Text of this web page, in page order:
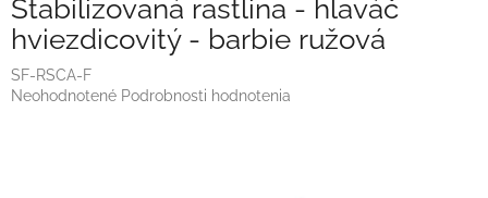
Stabilizovaná rastlina - hlaváč
hviezdicovitý - barbie ružová
SF-RSCA-F
Priemerné
Neohodnotené Podrobnosti hodnotenia